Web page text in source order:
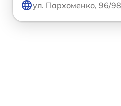
ул. Пархоменко, 96/98